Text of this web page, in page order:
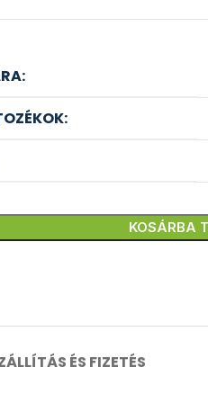
KOSÁRBA
ÉS FIZETÉS